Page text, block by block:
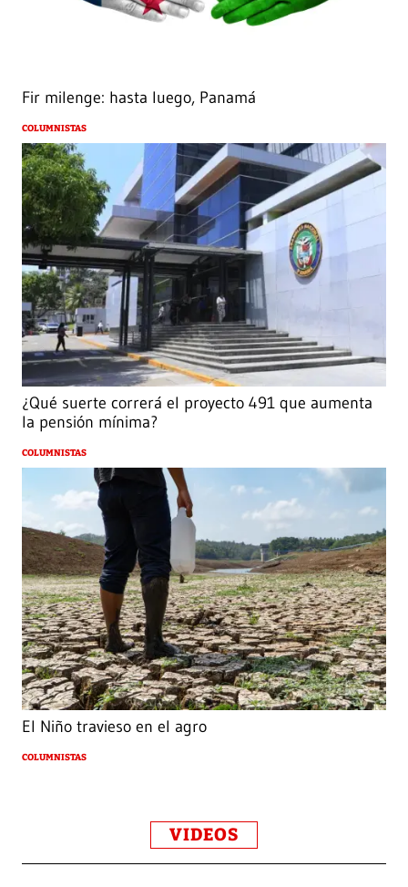
Fir milenge: hasta luego, Panamá
COLUMNISTAS
¿Qué suerte correrá el proyecto 491 que aumenta
la pensión mínima?
COLUMNISTAS
El Niño travieso en el agro
COLUMNISTAS
VIDEOS